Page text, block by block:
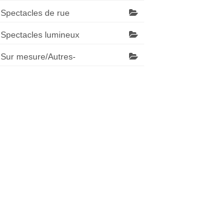
Spectacles de rue
Spectacles lumineux
Sur mesure/Autres-